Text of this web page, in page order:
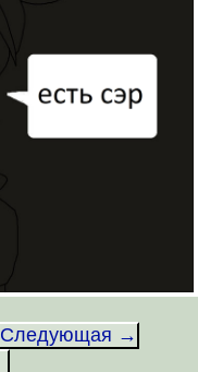
Следующая →